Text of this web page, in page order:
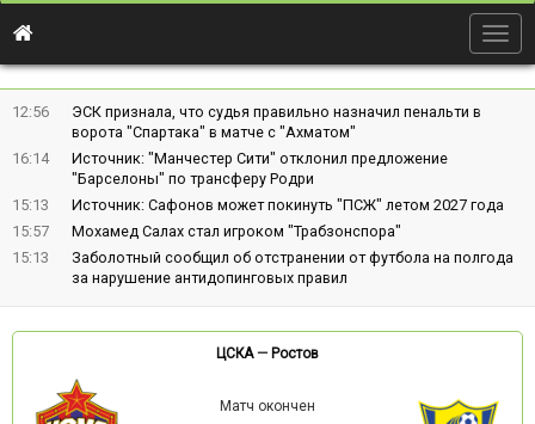
12:56
ЭСК признала, что судья правильно назначил пенальти в
ворота "Спартака" в матче с "Ахматом"
16:14
Источник: "Манчестер Сити" отклонил предложение
"Барселоны" по трансферу Родри
15:13
Источник: Сафонов может покинуть "ПСЖ" летом 2027 года
15:57
Мохамед Салах стал игроком "Трабзонспора"
15:13
Заболотный сообщил об отстранении от футбола на полгода
за нарушение антидопинговых правил
ЦСКА— Ростов
Матч окончен